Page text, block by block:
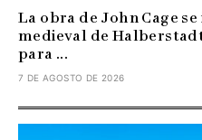
La obra de John Cage
medieval de
para ...
7 DE AGOSTO DE 2026